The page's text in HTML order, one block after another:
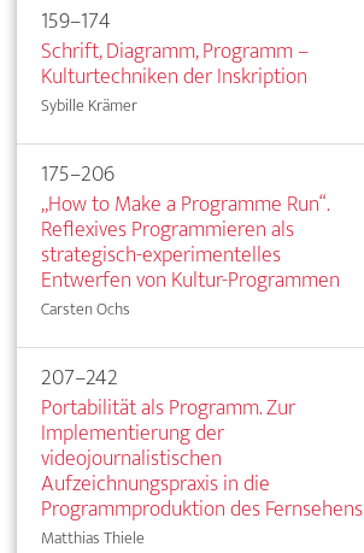
159–174
Schrift, Diagramm, Programm –
Kulturtechniken der Inskription
Sybille Krämer
175–206
„How to Make a Programme Run“.
Reflexives Programmieren als
strategisch-experimentelles
Entwerfen von Kultur-Programmen
Carsten Ochs
207–242
Portabilität als Programm. Zur
Implementierung der
videojournalistischen
Aufzeichnungspraxis in die
Programmproduktion des Fernsehens
Matthias Thiele